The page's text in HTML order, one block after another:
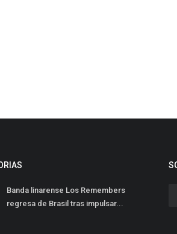
Banda linarense Los Remembers
regresa de Brasil tras impulsar...